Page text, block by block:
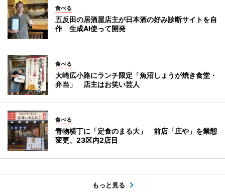
食べる
五反田の居酒屋店主が日本酒の好み診断サイトを自
作 生成AI使って開発
食べる
大崎広小路にランチ限定「魚沼しょうが焼き食堂・
弁当」 店主はお笑い芸人
食べる
青物横丁に「定食のまる大」 前店「庄や」を業態
変更、23区内2店目
もっと見る